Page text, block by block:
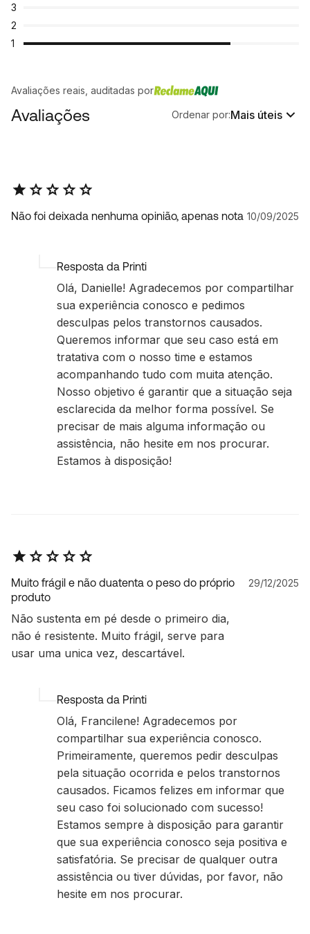
3
2
1
Avaliações reais, auditadas por
Avaliações Ordenar por:Mais úteis
Não foi deixada nenhuma opinião, apenas nota 10/09/2025
Resposta da Printi
Olá, Danielle! Agradecemos por compartilhar
sua experiência conosco e pedimos
desculpas pelos transtornos causados.
Queremos informar que seu caso está em
tratativa com o nosso time e estamos
acompanhando tudo com muita atenção.
Nosso objetivo é garantir que a situação seja
esclarecida da melhor forma possível. Se
precisar de mais alguma informação ou
assistência, não hesite em nos procurar.
Estamos à disposição!
Muito frágil e não duatenta o peso do próprio
produto
Não sustenta em pé desde o primeiro dia,
não é resistente. Muito frágil, serve para
usar uma unica vez, descartável.
29/12/2025
Resposta da Printi
Olá, Francilene! Agradecemos por
compartilhar sua experiência conosco.
Primeiramente, queremos pedir desculpas
pela situação ocorrida e pelos transtornos
causados. Ficamos felizes em informar que
seu caso foi solucionado com sucesso!
Estamos sempre à disposição para garantir
que sua experiência conosco seja positiva e
satisfatória. Se precisar de qualquer outra
assistência ou tiver dúvidas, por favor, não
hesite em nos procurar.